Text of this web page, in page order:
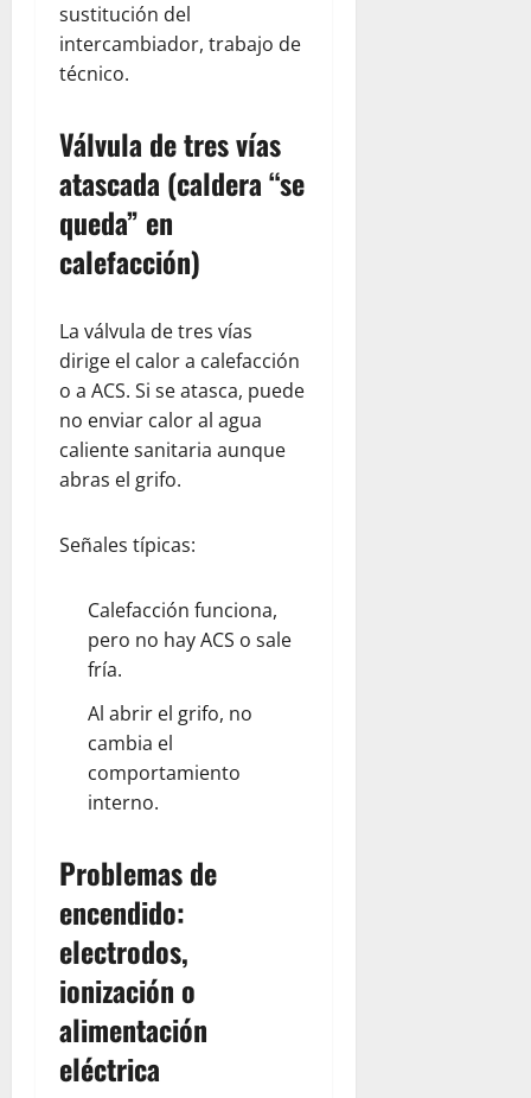
sustitución del
intercambiador, trabajo de
técnico.
Válvula de tres vías
atascada (caldera “se
queda” en
calefacción)
La válvula de tres vías
dirige el calor a calefacción
o a ACS. Si se atasca, puede
no enviar calor al agua
caliente sanitaria aunque
abras el grifo.
Señales típicas:
Calefacción funciona,
pero no hay ACS o sale
fría.
Al abrir el grifo, no
cambia el
comportamiento
interno.
Problemas de
encendido:
electrodos,
ionización o
alimentación
eléctrica